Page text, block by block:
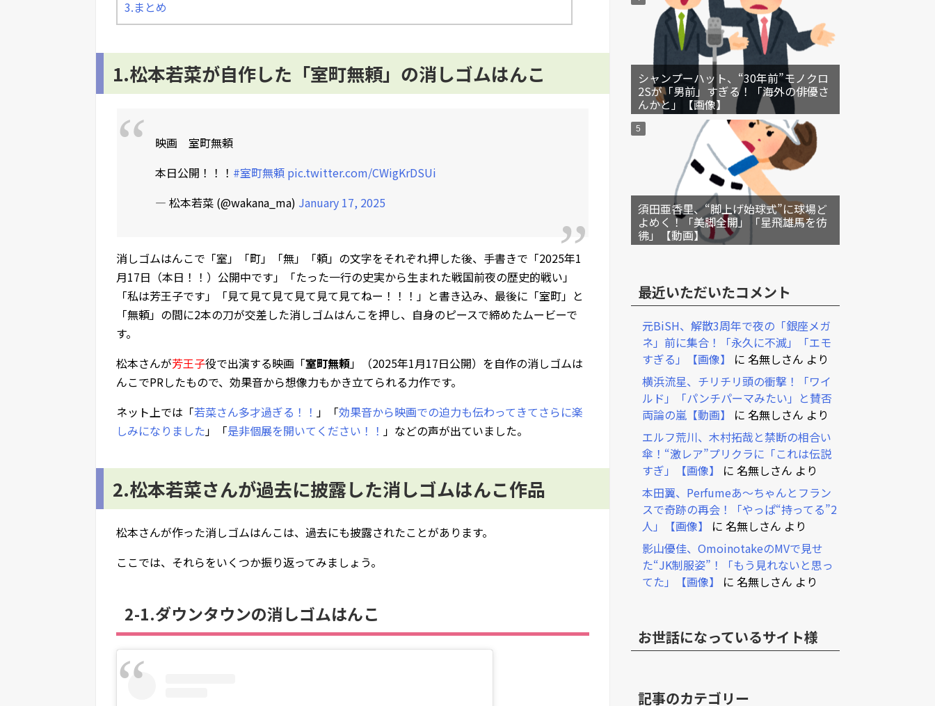
3.まとめ
1.松本若菜が自作した「室町無頼」の消しゴムはんこ
映画 室町無頼
本日公開！！！ #室町無頼 pic.twitter.com/CWigKrDSUi
— 松本若菜 (@wakana_ma) January 17, 2025
消しゴムはんこで「室」「町」「無」「頼」の文字をそれぞれ押した後、手書きで「2025年1
月17日（本日！！）公開中です」「たった一行の史実から生まれた戦国前夜の歴史的戦い」
「私は芳王子です」「見て見て見て見て見て見てねー！！！」と書き込み、最後に「室町」と
「無頼」の間に2本の刀が交差した消しゴムはんこを押し、自身のピースで締めたムービーで
す。
松本さんが芳王子役で出演する映画「室町無頼」（2025年1月17日公開）を自作の消しゴムは
んこでPRしたもので、効果音から想像力もかき立てられる力作です。
ネット上では「若菜さん多才過ぎる！！ 」「効果音から映画での迫力も伝わってきてさらに楽
しみになりました」「是非個展を開いてください！！ 」などの声が出ていました。
2.松本若菜さんが過去に披露した消しゴムはんこ作品
松本さんが作った消しゴムはんこは、過去にも披露されたことがあります。
ここでは、それらをいくつか振り返ってみましょう。
2-1.ダウンタウンの消しゴムはんこ
シャンプーハット、“30年前”モノクロ
2Sが「男前」すぎる！「海外の俳優さ
んかと」【画像】
須田亜香里、“脚上げ始球式”に球場ど
よめく！「美脚全開」「星飛雄馬を彷
彿」【動画】
最近いただいたコメント
元BiSH、解散3周年で夜の「銀座メガ
ネ」前に集合！「永久に不滅」「エモ
すぎる」【画像】
に 名無しさん より
横浜流星、チリチリ頭の衝撃！「ワイ
ルド」「パンチパーマみたい」と賛否
両論の嵐【動画】
に 名無しさん より
エルフ荒川、木村拓哉と禁断の相合い
傘！“激レア”プリクラに「これは伝説
すぎ」【画像】
に 名無しさん より
本田翼、Perfumeあ～ちゃんとフラン
スで奇跡の再会！「やっぱ“持ってる”2
人」【画像】
に 名無しさん より
影山優佳、OmoinotakeのMVで見せ
た“JK制服姿”！「もう見れないと思っ
てた」【画像】
に 名無しさん より
お世話になっているサイト様
記事のカテゴリー